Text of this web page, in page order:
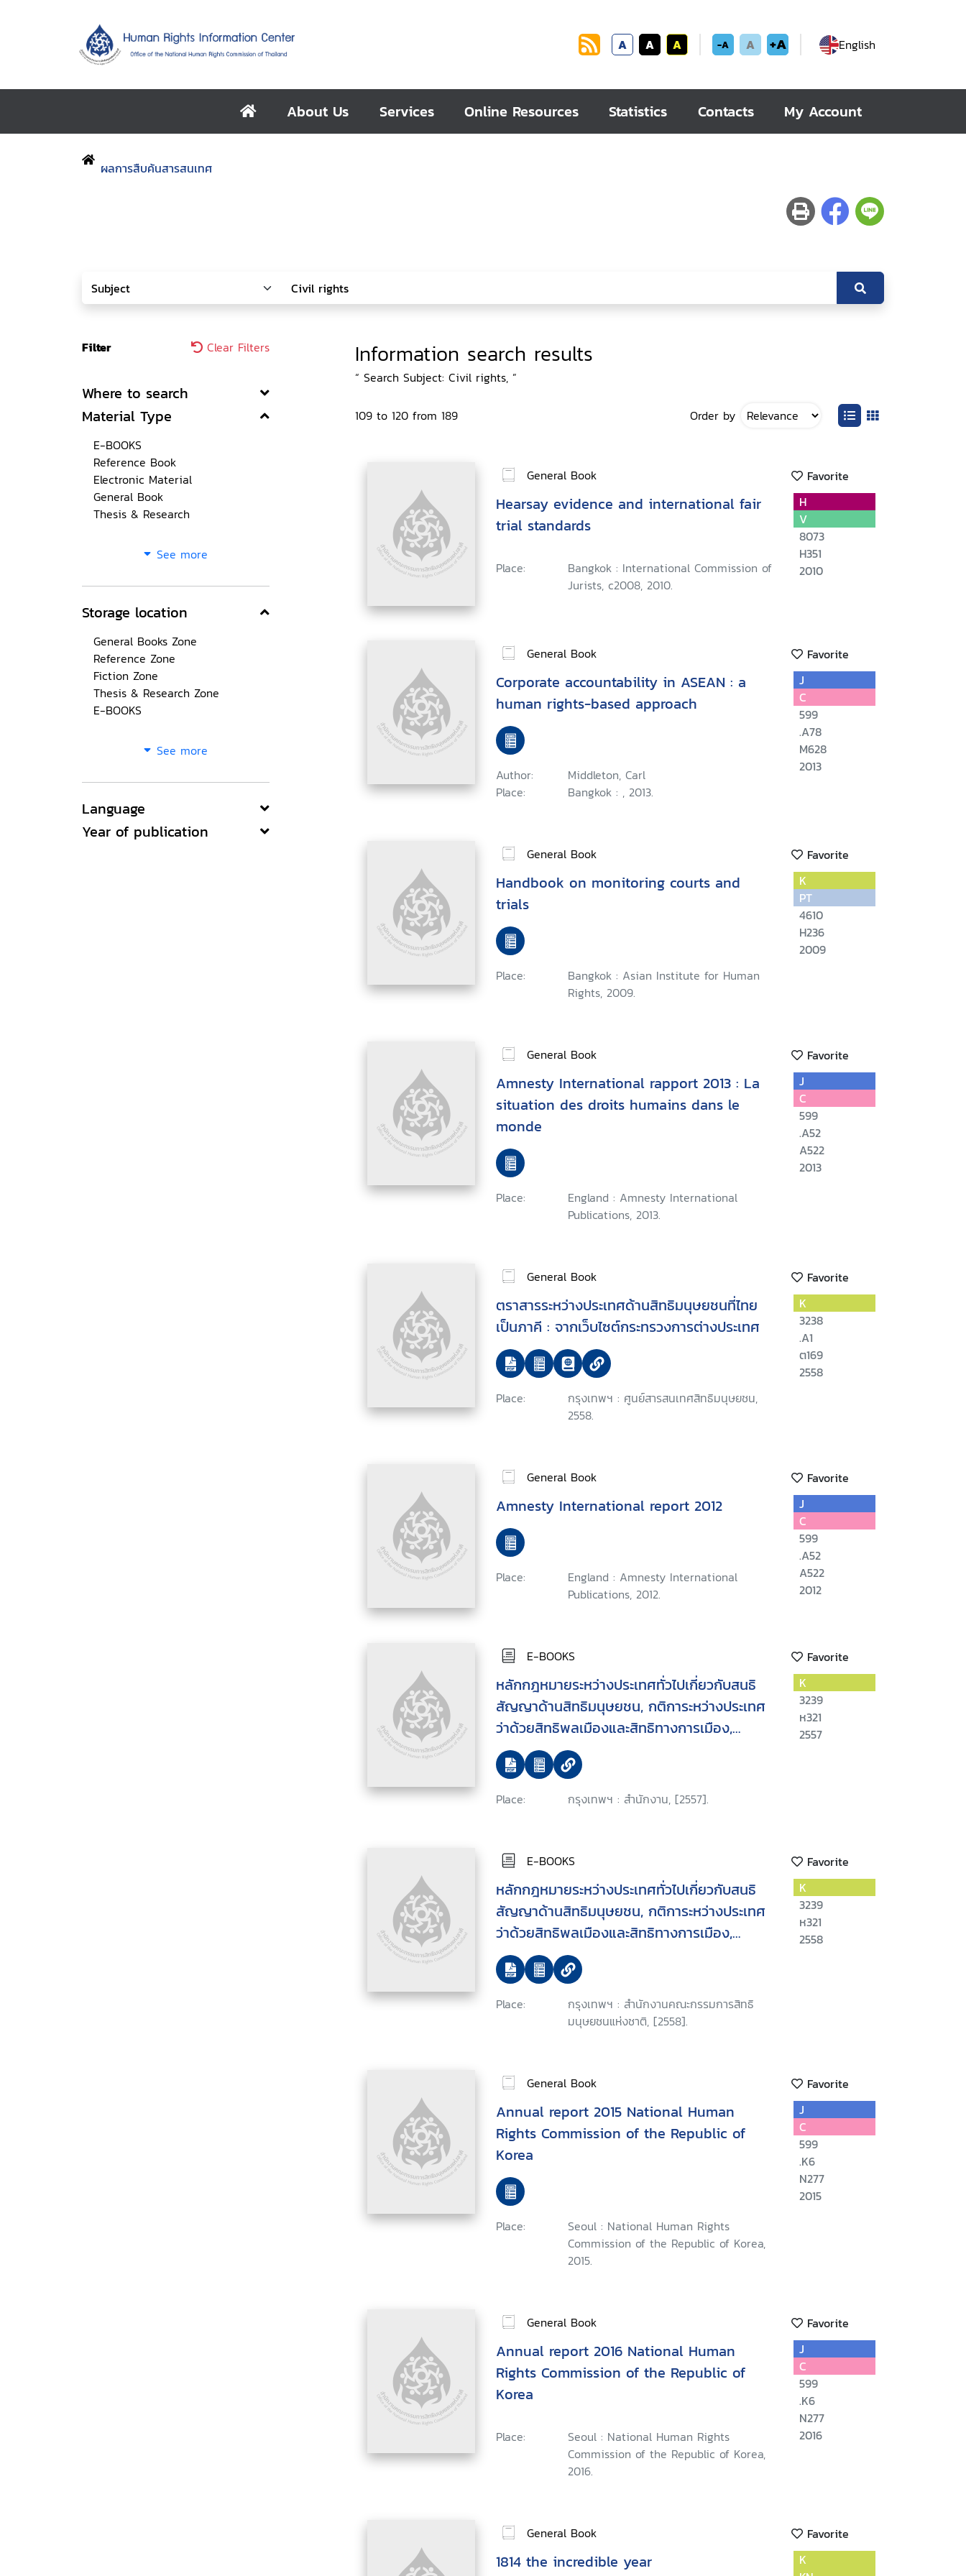
A A A -A A +A English
About Us Services Online Resources Statistics Contacts My Account
ผลการสืบค้นสารสนเทศ
Filter Clear Filters
Where to search
Material Type
E-BOOKS
Reference Book
Electronic Material
General Book
Thesis & Research
See more
Storage location
General Books Zone
Reference Zone
Fiction Zone
Thesis & Research Zone
E-BOOKS
See more
Language
Year of publication
Information search results
“ Search Subject: Civil rights, ”
109 to 120 from 189 Order by
General Book Favorite
Hearsay evidence and international fair
trial standards
Place:
Bangkok : International Commission of
Jurists, c2008, 2010.
H
V
8073
H351
2010
General Book Favorite
Corporate accountability in ASEAN : a
human rights-based approach
Author:
Middleton, Carl
Place:
Bangkok : , 2013.
J
C
599
.A78
M628
2013
General Book Favorite
Handbook on monitoring courts and
trials
Place:
Bangkok : Asian Institute for Human
Rights, 2009.
K
PT
4610
H236
2009
General Book Favorite
Amnesty International rapport 2013 : La
situation des droits humains dans le
monde
Place:
England : Amnesty International
Publications, 2013.
J
C
599
.A52
A522
2013
General Book Favorite
ตราสารระหว่างประเทศด้านสิทธิมนุษยชนที่ไทย
เป็นภาคี : จากเว็บไซต์กระทรวงการต่างประเทศ
Place:
กรุงเทพฯ : ศูนย์สารสนเทศสิทธิมนุษยชน,
2558.
K
3238
.A1
ต169
2558
General Book Favorite
Amnesty International report 2012
Place:
England : Amnesty International
Publications, 2012.
J
C
599
.A52
A522
2012
E-BOOKS Favorite
หลักกฎหมายระหว่างประเทศทั่วไปเกี่ยวกับสนธิ
สัญญาด้านสิทธิมนุษยชน, กติการะหว่างประเทศ
ว่าด้วยสิทธิพลเมืองและสิทธิทางการเมือง,
พิธีสารเลือกรับแห่งกติการะหว่างประเทศว่าด้วย
สิทธิพลเมือง และสิทธิทางการเมือง, พิธีสารเลือก
รับ ฉบับที่สองแห่งกติการะหว่างประเทศว่าด้วย
Place: กรุงเทพฯ : สำนักงาน, [2557].
K
3239
ห321
2557
E-BOOKS Favorite
หลักกฎหมายระหว่างประเทศทั่วไปเกี่ยวกับสนธิ
สัญญาด้านสิทธิมนุษยชน, กติการะหว่างประเทศ
ว่าด้วยสิทธิพลเมืองและสิทธิทางการเมือง,
พิธีสารเลือกรับแห่งกติการะหว่างประเทศว่าด้วย
สิทธิพลเมือง และสิทธิทางการเมือง, พิธีสารเลือก
รับ ฉบับที่สองแห่งกติการะหว่างประเทศว่าด้วย
สิทธิพลเมือง และสิทธิทางการเมือง
Place:
กรุงเทพฯ : สำนักงานคณะกรรมการสิทธิ
มนุษยชนแห่งชาติ, [2558].
K
3239
ห321
2558
General Book Favorite
Annual report 2015 National Human
Rights Commission of the Republic of
Korea
Place:
Seoul : National Human Rights
Commission of the Republic of Korea,
2015.
J
C
599
.K6
N277
2015
General Book Favorite
Annual report 2016 National Human
Rights Commission of the Republic of
Korea
Place:
Seoul : National Human Rights
Commission of the Republic of Korea,
2016.
J
C
599
.K6
N277
2016
General Book Favorite
1814 the incredible year
K